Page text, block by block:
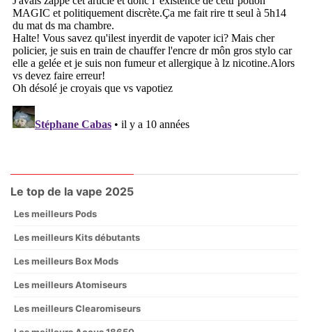
Le top de la vape 2025
Les meilleurs Pods
Les meilleurs Kits débutants
Les meilleurs Box Mods
Les meilleurs Atomiseurs
Les meilleurs Clearomiseurs